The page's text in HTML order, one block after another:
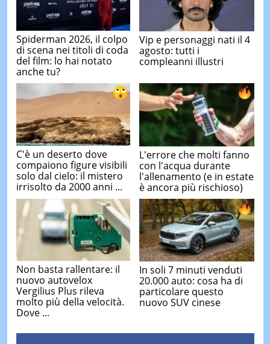
Spiderman 2026, il colpo
di scena nei titoli di coda
del film: lo hai notato
anche tu?
Vip e personaggi nati il 4
agosto: tutti i
compleanni illustri
C'è un deserto dove
compaiono figure visibili
solo dal cielo: il mistero
irrisolto da 2000 anni ...
L'errore che molti fanno
con l'acqua durante
l'allenamento (e in estate
è ancora più rischioso)
Non basta rallentare: il
nuovo autovelox
Vergilius Plus rileva
molto più della velocità.
Dove ...
In soli 7 minuti venduti
20.000 auto: cosa ha di
particolare questo
nuovo SUV cinese